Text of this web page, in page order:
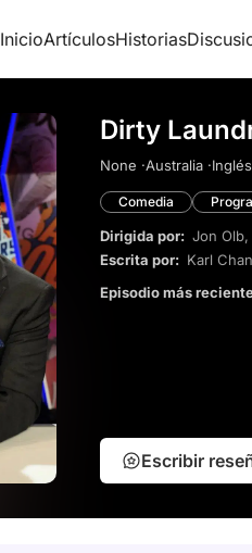
InicioArtículosHistorias
Dirty
None ·Australia ·Inglés
Comedia
Dirigida por: Jon Olb,
Escrita por: Karl
Episodio más
Escribir